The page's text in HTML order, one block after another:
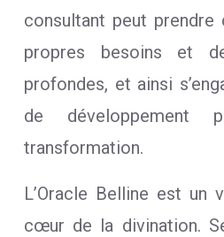
consultant peut prendre
propres besoins et
profondes, et ainsi
de développement
transformation.
L’Oracle Belline est un
cœur de la divination.